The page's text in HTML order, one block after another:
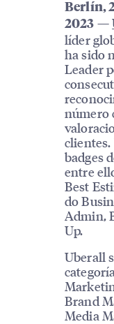
Berlín,
2023 —
líder
ha sido
Leader
número
badges
entre
Best
do
Admin,
Up.
Uberall
Brand
Media